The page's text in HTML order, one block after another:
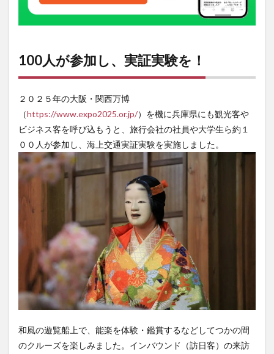
とは
100人が参加し、実証実験を！
２０２５年の大阪・関西万博
（https://www.expo2025.or.jp/）を機に兵庫県にも観光客や
ビジネス客を呼び込もうと、旅行会社の社員や大学生ら約１
００人が参加し、海上交通実証実験を実施しました。
和風の遊覧船上で、能楽を体験・鑑賞するなどしてつかの間
のクルーズを楽しみました。インバウンド（訪日客）の来訪